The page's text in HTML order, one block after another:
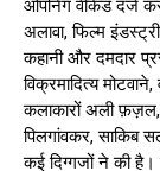
ओपनिंग वीकेंड दर्ज
अलावा, फिल्म
कहानी और दमदार
विक्रमादित्य
कलाकारों अली फ़ज़ल,
पिलगांवकर, साकिब
कई दिग्गजों ने की